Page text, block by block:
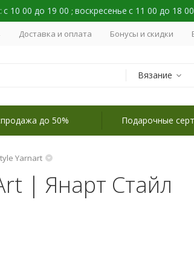
с 10 00 до 19 00 ; воскресенье с 11 00 до 18 00
Доставка и оплата Бонусы и скидки
Вязание
до 50% Подарочные
Yarnart
| Янарт Стайл